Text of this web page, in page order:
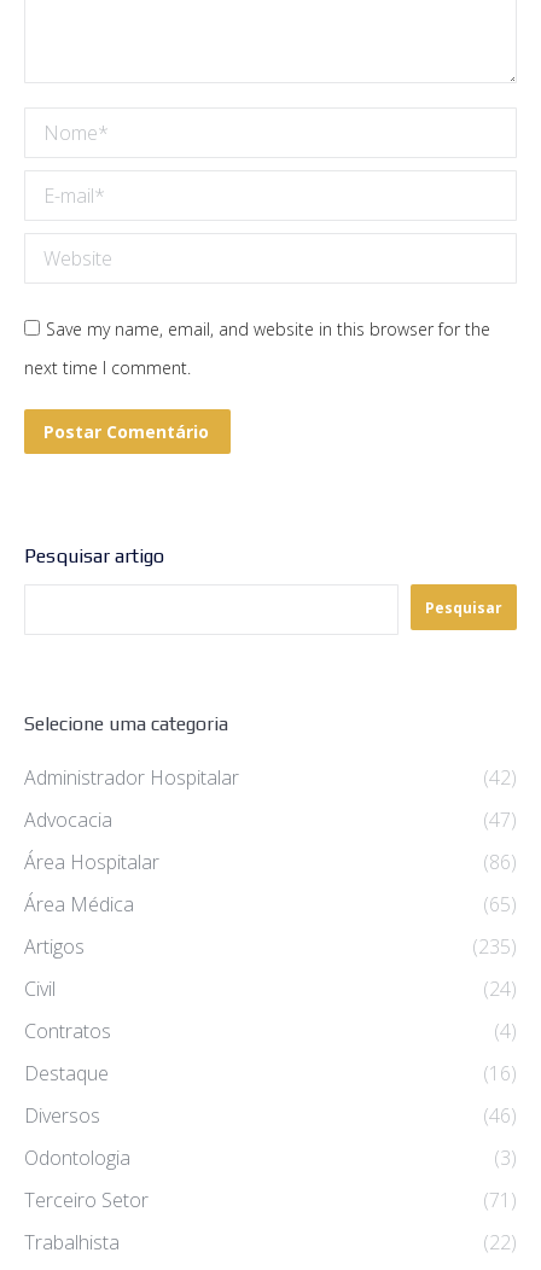
Nome *
E-mail *
Website
Save my name, email, and website in this browser for the
next time I comment.
Postar Comentário
Pesquisar artigo
Pesquisar
Selecione uma categoria
Administrador Hospitalar
(42)
Advocacia
(47)
Área Hospitalar
(86)
Área Médica
(65)
Artigos
(235)
Civil
(24)
Contratos
(4)
Destaque
(16)
Diversos
(46)
Odontologia
(3)
Terceiro Setor
(71)
Trabalhista
(22)